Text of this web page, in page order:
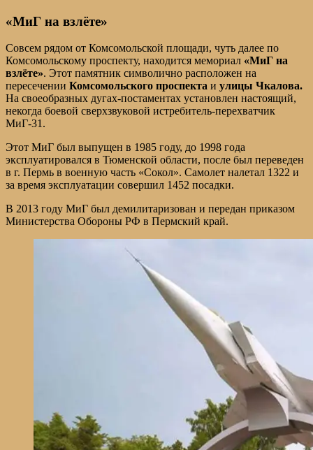
«МиГ на взлёте»
Совсем рядом от Комсомольской площади, чуть далее по
Комсомольскому проспекту, находится мемориал «МиГ на
взлёте». Этот памятник символично расположен на
пересечении Комсомольского проспекта и улицы Чкалова.
На своеобразных дугах-постаментах установлен настоящий,
некогда боевой сверхзвуковой истребитель-перехватчик
МиГ-31.
Этот МиГ был выпущен в 1985 году, до 1998 года
эксплуатировался в Тюменской области, после был переведен
в г. Пермь в военную часть «Сокол». Самолет налетал 1322 и
за время эксплуатации совершил 1452 посадки.
В 2013 году МиГ был демилитаризован и передан приказом
Министерства Обороны РФ в Пермский край.